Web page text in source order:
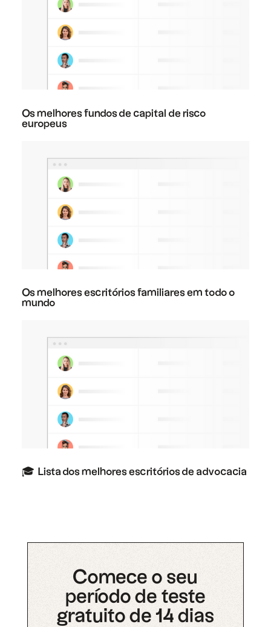
Os melhores fundos de capital de risco
europeus
Os melhores escritórios familiares em todo o
mundo
🎓 ️ Lista dos melhores escritórios de advocacia
Comece o seu
período de teste
gratuito de 14 dias